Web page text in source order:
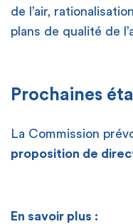
de l’air,
plans de qualité de
Prochaines
La Commission
proposition de
En savoir plus :